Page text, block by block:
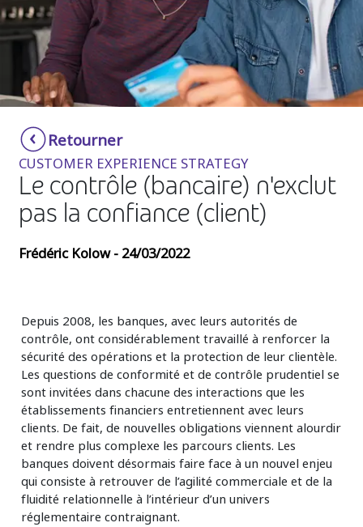
Smartshoring
Work-from-home solution
Insurance
Media
Retail and e-commerce
Travel, hospitality, and cargo
Retourner
CUSTOMER EXPERIENCE STRATEGY
Le contrôle (bancaire) n'exclut
pas la confiance (client)
Frédéric Kolow - 24/03/2022
Depuis 2008, les banques, avec leurs autorités de
contrôle, ont considérablement travaillé à renforcer la
sécurité des opérations et la protection de leur clientèle.
Les questions de conformité et de contrôle prudentiel se
sont invitées dans chacune des interactions que les
établissements financiers entretiennent avec leurs
clients. De fait, de nouvelles obligations viennent alourdir
et rendre plus complexe les parcours clients. Les
banques doivent désormais faire face à un nouvel enjeu
qui consiste à retrouver de l’agilité commerciale et de la
fluidité relationnelle à l’intérieur d’un univers
réglementaire contraignant.